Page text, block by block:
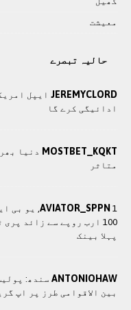
معيشت
حالیہ تبصرے
JEREMYCLORD
ادائیگی کرے گا
MOSTBET_KQKT دنیا
متاثر
AVIATOR_SPPN1, یو بی
100 ارب روپے سے زائد
پہلا بینک
ANTONIOHAW سندھ:
بین الاقوامی طرز پر اپ